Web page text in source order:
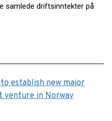
samlede driftsinntekter på
to establish new major
venture in Norway